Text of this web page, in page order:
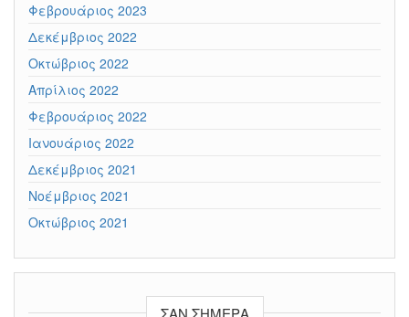
Φεβρουάριος 2023
Δεκέμβριος 2022
Οκτώβριος 2022
Απρίλιος 2022
Φεβρουάριος 2022
Ιανουάριος 2022
Δεκέμβριος 2021
Νοέμβριος 2021
Οκτώβριος 2021
ΣΑΝ ΣΉΜΕΡΑ